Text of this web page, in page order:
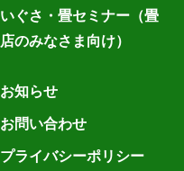
いぐさ・畳セミナー（畳
店のみなさま向け）
お知らせ
お問い合わせ
プライバシーポリシー